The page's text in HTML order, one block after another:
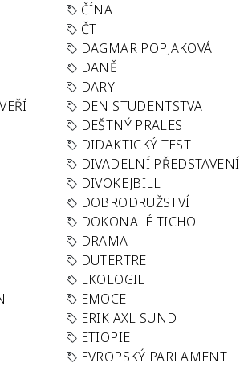
ČÍNA
ČT
DAGMAR POPJAKOVÁ
DANĚ
DARY
DEN STUDENTSTVA
DEŠTNÝ PRALES
DIDAKTICKÝ TEST
DIVADELNÍ PŘEDSTAVENÍ
DIVOKEJBILL
DOBRODRUŽSTVÍ
DOKONALÉ TICHO
DRAMA
DUTERTRE
EKOLOGIE
EMOCE
ERIK AXL SUND
ETIOPIE
EVROPSKÝ PARLAMENT